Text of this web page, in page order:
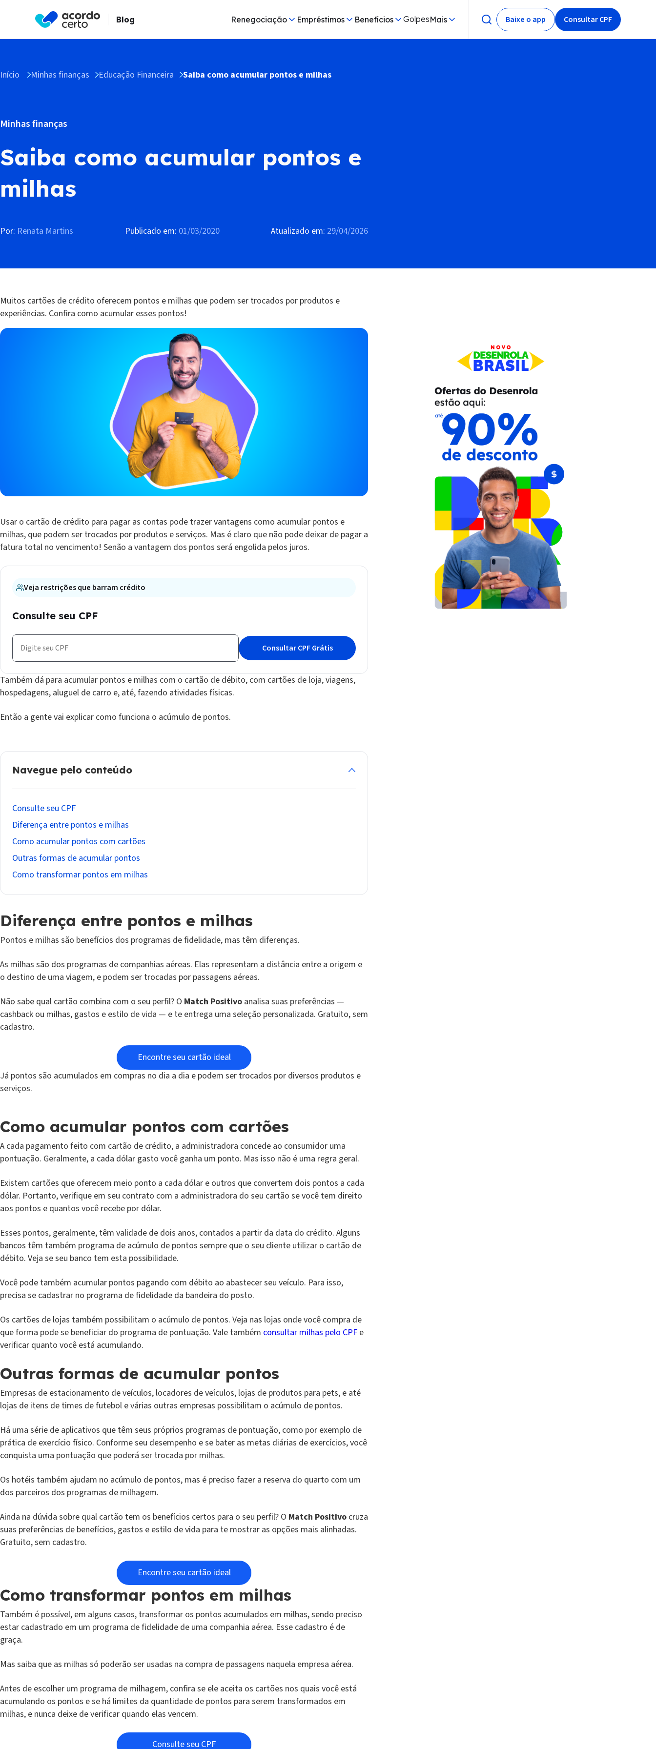
Blog Renegociação Empréstimos Benefícios GolpesMais Baixe o app Consultar CPF
Início Minhas finanças Educação Financeira Saiba como acumular pontos e milhas
Minhas finanças
Saiba como acumular pontos e
milhas
Por: Renata Martins Publicado em: 01/03/2020 Atualizado em: 29/04/2026
Muitos cartões de crédito oferecem pontos e milhas que podem ser trocados por produtos e
experiências. Confira como acumular esses pontos!
Usar o cartão de crédito para pagar as contas pode trazer vantagens como acumular pontos e
milhas, que podem ser trocados por produtos e serviços. Mas é claro que não pode deixar de pagar a
fatura total no vencimento! Senão a vantagem dos pontos será engolida pelos juros.
Veja restrições que barram crédito
Consulte seu CPF
Também dá para acumular pontos e milhas com o cartão de débito, com cartões de loja, viagens,
hospedagens, aluguel de carro e, até, fazendo atividades físicas.
Então a gente vai explicar como funciona o acúmulo de pontos.
Navegue pelo conteúdo
Consulte seu CPF
Diferença entre pontos e milhas
Como acumular pontos com cartões
Outras formas de acumular pontos
Como transformar pontos em milhas
Diferença entre pontos e milhas
Pontos e milhas são benefícios dos programas de fidelidade, mas têm diferenças.
As milhas são dos programas de companhias aéreas. Elas representam a distância entre a origem e
o destino de uma viagem, e podem ser trocadas por passagens aéreas.
Não sabe qual cartão combina com o seu perfil? O Match Positivo analisa suas preferências —
cashback ou milhas, gastos e estilo de vida — e te entrega uma seleção personalizada. Gratuito, sem
cadastro.
Encontre seu cartão ideal
Já pontos são acumulados em compras no dia a dia e podem ser trocados por diversos produtos e
serviços.
Como acumular pontos com cartões
A cada pagamento feito com cartão de crédito, a administradora concede ao consumidor uma
pontuação. Geralmente, a cada dólar gasto você ganha um ponto. Mas isso não é uma regra geral.
Existem cartões que oferecem meio ponto a cada dólar e outros que convertem dois pontos a cada
dólar. Portanto, verifique em seu contrato com a administradora do seu cartão se você tem direito
aos pontos e quantos você recebe por dólar.
Esses pontos, geralmente, têm validade de dois anos, contados a partir da data do crédito. Alguns
bancos têm também programa de acúmulo de pontos sempre que o seu cliente utilizar o cartão de
débito. Veja se seu banco tem esta possibilidade.
Você pode também acumular pontos pagando com débito ao abastecer seu veículo. Para isso,
precisa se cadastrar no programa de fidelidade da bandeira do posto.
Os cartões de lojas também possibilitam o acúmulo de pontos. Veja nas lojas onde você compra de
que forma pode se beneficiar do programa de pontuação. Vale também consultar milhas pelo CPF e
verificar quanto você está acumulando.
Outras formas de acumular pontos
Empresas de estacionamento de veículos, locadores de veículos, lojas de produtos para pets, e até
lojas de itens de times de futebol e várias outras empresas possibilitam o acúmulo de pontos.
Há uma série de aplicativos que têm seus próprios programas de pontuação, como por exemplo de
prática de exercício físico. Conforme seu desempenho e se bater as metas diárias de exercícios, você
conquista uma pontuação que poderá ser trocada por milhas.
Os hotéis também ajudam no acúmulo de pontos, mas é preciso fazer a reserva do quarto com um
dos parceiros dos programas de milhagem.
Ainda na dúvida sobre qual cartão tem os benefícios certos para o seu perfil? O Match Positivo cruza
suas preferências de benefícios, gastos e estilo de vida para te mostrar as opções mais alinhadas.
Gratuito, sem cadastro.
Encontre seu cartão ideal
Como transformar pontos em milhas
Também é possível, em alguns casos, transformar os pontos acumulados em milhas, sendo preciso
estar cadastrado em um programa de fidelidade de uma companhia aérea. Esse cadastro é de
graça.
Mas saiba que as milhas só poderão ser usadas na compra de passagens naquela empresa aérea.
Antes de escolher um programa de milhagem, confira se ele aceita os cartões nos quais você está
acumulando os pontos e se há limites da quantidade de pontos para serem transformados em
milhas, e nunca deixe de verificar quando elas vencem.
Consulte seu CPF